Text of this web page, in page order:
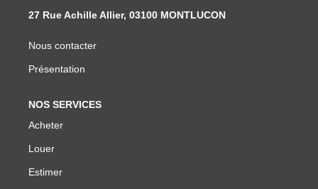
27 Rue Achille Allier, 03100 MONTLUCON
Nous contacter
Présentation
NOS SERVICES
Acheter
Louer
Estimer